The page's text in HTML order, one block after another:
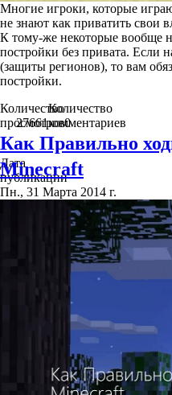
Многие игроки, которые
не знают как приватить свои
К тому-же некоторые вообще
постройки без привата. Если
(защиты регионов), то вам
постройки.
Количество
просмотров
27661
Количество
комментариев
0
Как Правильно
Minecraft
Дата
публикации
Пн., 31 Марта 2014 г.